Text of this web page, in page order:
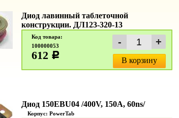
Диод лавинный таблеточной
конструкции. ДЛ123-320-13
Код товара:
100000053
612 c
В корзину
Диод 150EBU04 /400V, 150А, 60ns/
Корпус: PowerTab